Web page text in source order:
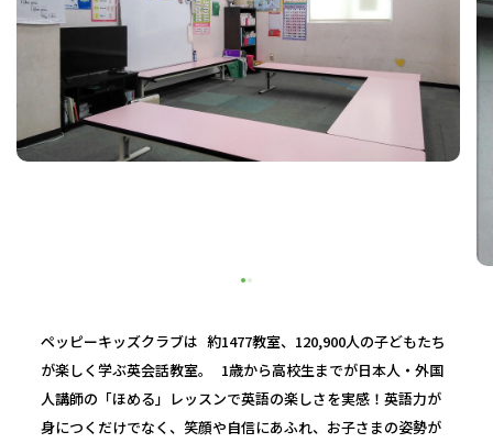
ペッピーキッズクラブは 約1477教室、120,900人の子どもたち
が楽しく学ぶ英会話教室。 1歳から高校生までが日本人・外国
人講師の「ほめる」レッスンで英語の楽しさを実感！英語力が
身につくだけでなく、笑顔や自信にあふれ、お子さまの姿勢が